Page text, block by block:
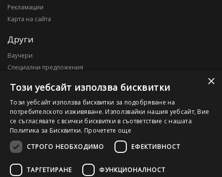
Рекламации
Карта на сайта
Други
Ваучери
Специални предложения
Моят профил
Моят профил
История на поръчките
Желани продукти
×
Този уебсайт използва бисквитки
Този уебсайт използва бисквитки за подобряване на
потребителското изживяване. Използвайки нашия уебсайт, Вие
се съгласявате с всички бисквитки в съответствие с нашата
Политика за Бисквитки. Прочетете още
СТРОГО НЕОБХОДИМО
ЕФЕКТИВНОСТ
ТАРГЕТИРАНЕ ФУНКЦИОНАЛНОСТ